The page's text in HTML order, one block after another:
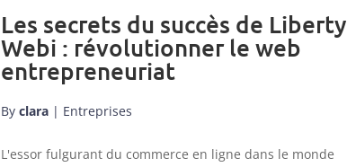
Les secrets du succès de Liberty
Webi : révolutionner le web
entrepreneuriat
By clara | Entreprises
L'essor fulgurant du commerce en ligne dans le monde